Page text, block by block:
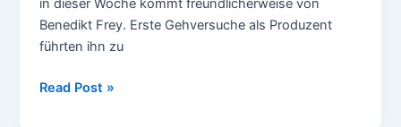
in dieser Woche kommt freundlicherweise von
Benedikt Frey. Erste Gehversuche als Produzent
führten ihn zu
Benedikt
Read Post »